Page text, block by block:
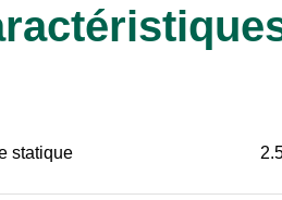
statique